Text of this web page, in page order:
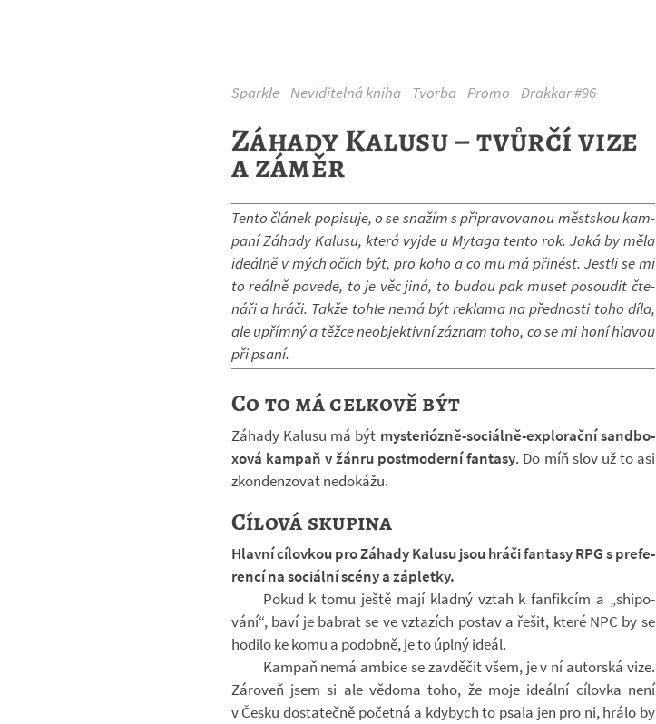
Sparkle Neviditelná kniha Tvorba Promo Drakkar #96
Záhady Kalusu – tvůrčí vize
a záměr
Tento člá­nek po­pi­suje, o se sna­žím s při­pra­vo­va­nou měst­skou kam­
paní Zá­hady Ka­lusu, která vyjde u My­taga tento rok. Jaká by měla
ide­álně v mých očích být, pro koho a co mu má při­nést. Jestli se mi
to re­álně po­vede, to je věc jiná, to budou pak muset po­sou­dit čte­
náři a hráči. Takže tohle nemá být re­klama na před­nosti toho díla,
ale upřímný a těžce ne­ob­jek­tivní zá­znam toho, co se mi honí hla­vou
při psaní.
Co to má celkově být
Zá­hady Ka­lusu má být mysteriózně-​sociálně-explorační san­d­bo­
xová kam­paň v žánru post­mo­derní fan­tasy. Do míň slov už to asi
zkon­den­zo­vat ne­do­kážu.
Cílová skupina
Hlavní cí­lov­kou pro Zá­hady Ka­lusu jsou hráči fan­tasy RPG s pre­fe­
rencí na so­ci­ální scény a zá­pletky.
Pokud k tomu ještě mají kladný vztah k fan­fik­cím a „shi­po­
vání“, baví je babrat se ve vzta­zích po­stav a řešit, které NPC by se
ho­dilo ke komu a po­dobně, je to úplný ideál.
Kam­paň nemá am­bice se za­vdě­čit všem, je v ní au­tor­ská vize.
Zá­ro­veň jsem si ale vě­doma toho, že moje ide­ální cí­lovka není
v Česku do­sta­tečně po­četná a kdy­bych to psala jen pro ni, hrálo by